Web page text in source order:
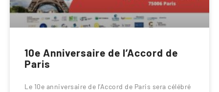
10e Anniversaire de l’Accord de
Paris
Le 10e anniversaire de l’Accord de Paris sera célébré